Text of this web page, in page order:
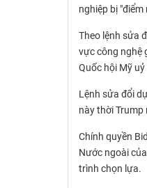
nghiệp bị "điểm
Theo lệnh sửa
vực công nghệ
Quốc hội Mỹ
Lệnh sửa đổi
này thời Trump
Chính quyền
Nước ngoài
trình chọn lựa.